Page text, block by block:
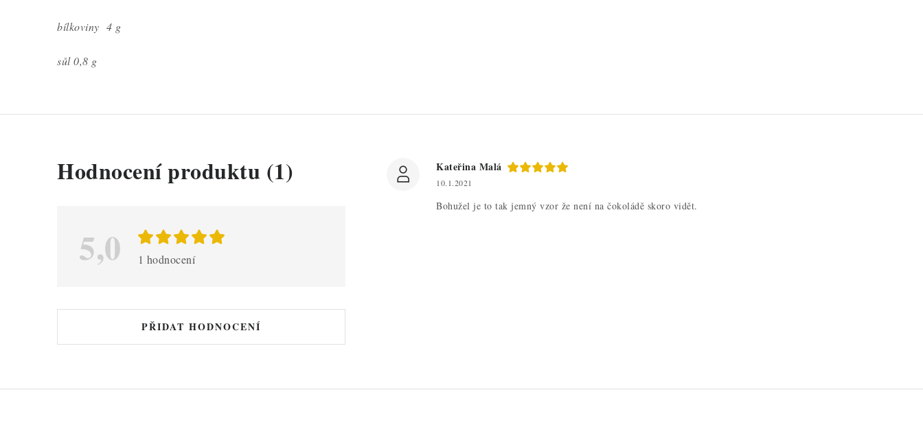
bílkoviny 4 g
sůl 0,8 g
Hodnocení produktu (1)
5,0 1 hodnocení
PŘIDAT HODNOCENÍ
V
o
n
c
Kateřina Malá
10.1.2021
Bohužel je to tak jemný vzor že není na čokoládě skoro vidět.